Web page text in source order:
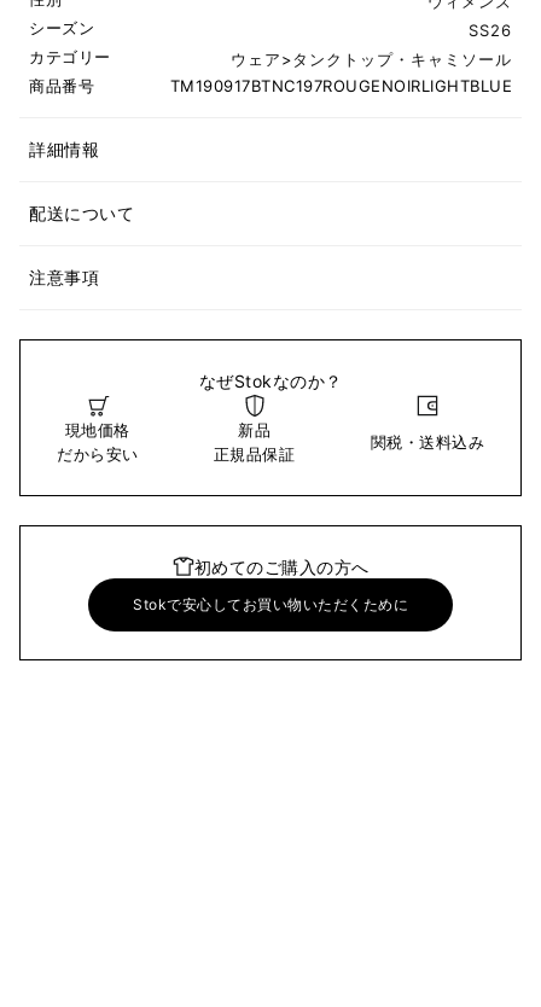
シーズン
SS26
カテゴリー
ウェア>タンクトップ・キャミソール
商品番号
TM190917BTNC197ROUGENOIRLIGHTBLUE
詳細情報
配送について
注意事項
なぜStokなのか？
現地価格
だから安い
新品
正規品保証
関税・送料込み
初めてのご購入の方へ
Stokで安心してお買い物いただくために